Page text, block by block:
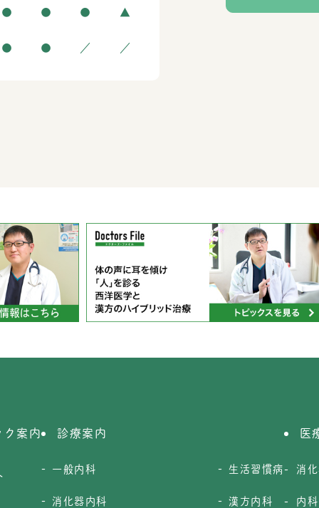
● ● ● ▲
● ● ／ ／
ク案内 診療案内
一般内科 生活習慣病
消化器内科 漢方内科
医
消
内